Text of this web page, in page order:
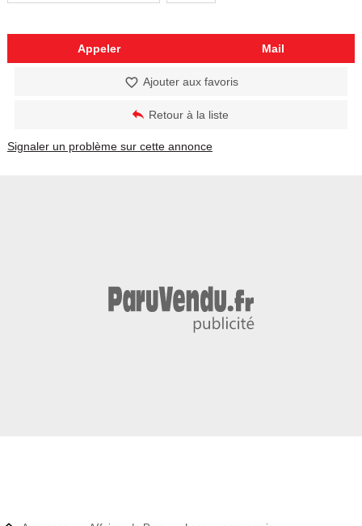
Appeler Mail
Ajouter aux favoris
Retour à la liste
Signaler un problème sur cette annonce